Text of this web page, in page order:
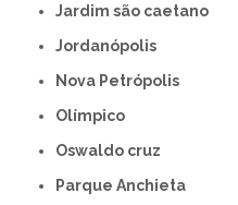
Jardim são caetano
Jordanópolis
Nova Petrópolis
Olímpico
Oswaldo cruz
Parque Anchieta